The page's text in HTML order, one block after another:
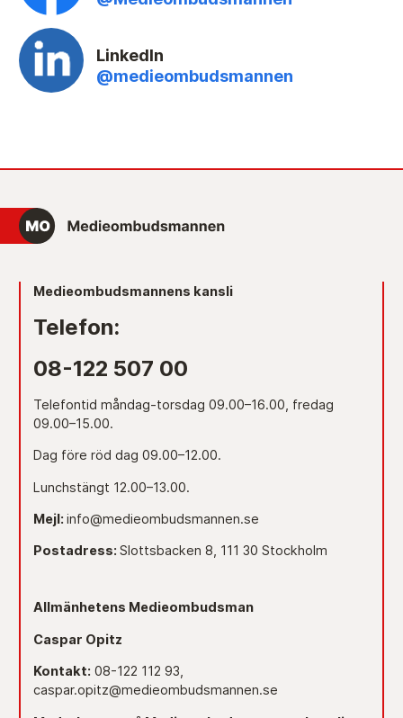
LinkedIn
@medieombudsmannen
Medieombudsmannens kansli
Telefon:
08-122 507 00
Telefontid måndag-torsdag 09.00–16.00, fredag
09.00–15.00.
Dag före röd dag 09.00–12.00.
Lunchstängt 12.00–13.00.
Mejl: info@medieombudsmannen.se
Postadress: Slottsbacken 8, 111 30 Stockholm
Allmänhetens Medieombudsman
Caspar Opitz
Kontakt: 08-122 112 93,
caspar.opitz@medieombudsmannen.se